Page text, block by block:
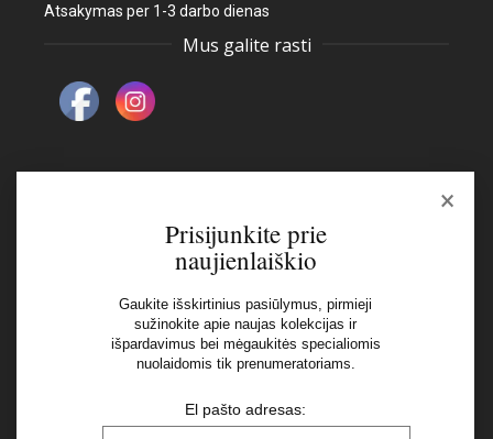
Atsakymas per 1-3 darbo dienas
Mus galite rasti
Naujienlaiškis
Aš perskaičiau ir sutinku su Privatumo Politikos
×
Prisijunkite prie
naujienlaiškio
Gaukite išskirtinius pasiūlymus, pirmieji
sužinokite apie naujas kolekcijas ir
išpardavimus bei mėgaukitės specialiomis
nuolaidomis tik prenumeratoriams.
El pašto adresas: